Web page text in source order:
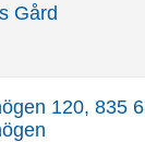
Gård
120, 835